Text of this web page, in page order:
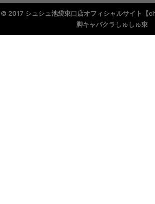
© 2017 シュシュ池袋東口店オフィシャルサイト【
脚キャバクラしゅしゅ東